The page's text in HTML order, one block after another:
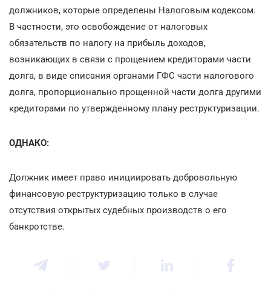
должников, которые определены Налоговым кодексом.
В частности, это освобождение от налоговых
обязательств по налогу на прибыль доходов,
возникающих в связи с прощением кредиторами части
долга, в виде списания органами ГФС части налогового
долга, пропорционально прощенной части долга другими
кредиторами по утвержденному плану реструктуризации.
ОДНАКО:
Должник имеет право инициировать добровольную
финансовую реструктуризацию только в случае
отсутствия открытых судебных производств о его
банкротстве.